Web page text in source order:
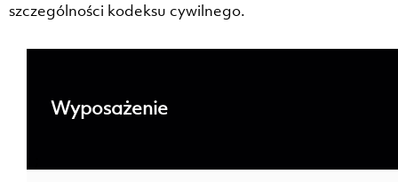
szczególności kodeksu cywilnego.
Wyposażenie